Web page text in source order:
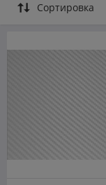
Сортировка